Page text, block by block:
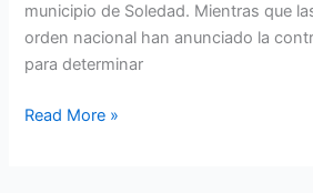
municipio de Soledad. Mientras que
orden nacional han anunciado la
para determinar
Read More »